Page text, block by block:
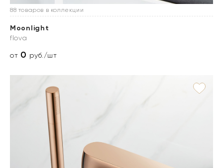
88 товаров в коллекции
Moonlight
flova
от 0 руб./шт